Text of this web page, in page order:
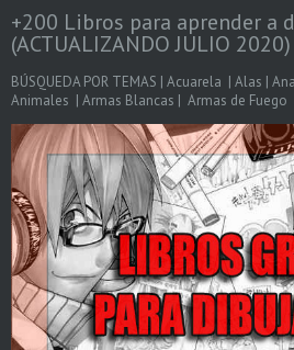
+200 Libros para aprender a
(ACTUALIZANDO JULIO 2020)
BÚSQUEDA POR TEMAS | Acuarela | Alas |
Animales | Armas Blancas | Armas de Fuego